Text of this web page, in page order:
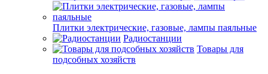
Плитки электрические, газовые, лампы паяльные
Радиостанции
Товары для
подсобных хозяйств